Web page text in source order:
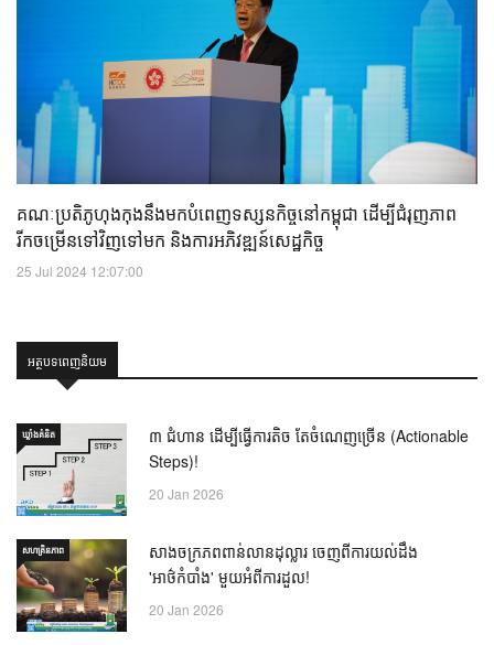
គណៈប្រតិភូហុងកុងនឹងមកបំពេញទស្សនកិច្ចនៅកម្ពុជា ដើម្បីជំរុញភាព
រីកចម្រើនទៅវិញទៅមក និងការអភិវឌ្ឍន៍សេដ្ឋកិច្ច
25 Jul 2024 12:07:00
អត្ថបទពេញនិយម
ឃ្លាំង​គំនិត
៣ ជំហាន ដើម្បីធ្វើការតិច តែចំណេញច្រើន (Actionable
Steps)!
20 Jan 2026
សហគ្រិនភាព
សាងចក្រភពពាន់លានដុល្លារ ចេញពីការយល់ដឹង
'អាថ៌កំបាំង' មួយអំពីការដួល!
20 Jan 2026